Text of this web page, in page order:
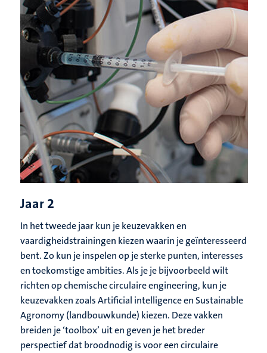
Jaar 2
In het tweede jaar kun je keuzevakken en
vaardigheidstrainingen kiezen waarin je geïnteresseerd
bent. Zo kun je inspelen op je sterke punten, interesses
en toekomstige ambities. Als je je bijvoorbeeld wilt
richten op chemische circulaire engineering, kun je
keuzevakken zoals Artificial intelligence en Sustainable
Agronomy (landbouwkunde) kiezen. Deze vakken
breiden je ‘toolbox’ uit en geven je het breder
perspectief dat broodnodig is voor een circulaire